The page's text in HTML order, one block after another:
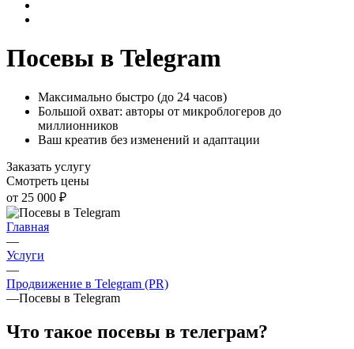
Посевы в Telegram
Максимально быстро (до 24 часов)
Большой охват: авторы от микроблогеров до
миллионников
Ваш креатив без изменений и адаптации
Заказать услугу
Смотреть цены
от 25 000 ₽
Главная
—
Услуги
—
Продвижение в Telegram (PR)
—Посевы в Telegram
Что такое посевы в телеграм?